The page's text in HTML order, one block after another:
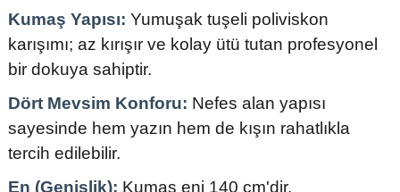
Kumaş Yapısı: Yumuşak tuşeli poliviskon
karışımı; az kırışır ve kolay ütü tutan profesyonel
bir dokuya sahiptir.
Dört Mevsim Konforu: Nefes alan yapısı
sayesinde hem yazın hem de kışın rahatlıkla
tercih edilebilir.
En (Genişlik): Kumaş eni 140 cm'dir.